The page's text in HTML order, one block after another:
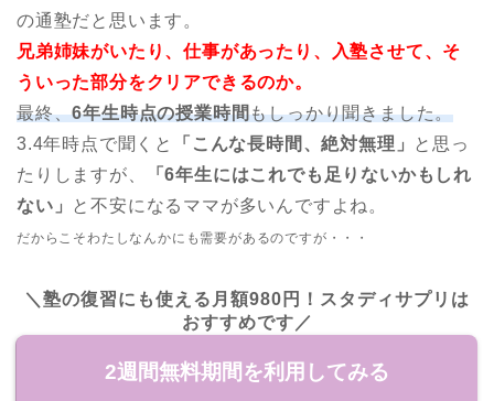
の通塾だと思います。
兄弟姉妹がいたり、仕事があったり、入塾させて、そ
ういった部分をクリアできるのか。
最終、6年生時点の授業時間もしっかり聞きました。
3.4年時点で聞くと
「こんな長時間、絶対無理」
と思っ
たりしますが、
「6年生にはこれでも足りないかもしれ
ない」
と不安になるママが多いんですよね。
だからこそわたしなんかにも需要があるのですが・・・
＼塾の復習にも使える月額980円！スタディサプリは
おすすめです／
2週間無料期間を利用してみる